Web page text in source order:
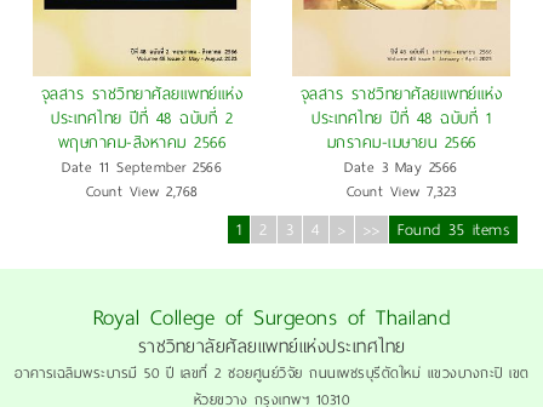
จุลสาร ราชวิทยาศัลยแพทย์แห่ง
ประเทศไทย ปีที่ 48 ฉบับที่ 2
พฤษภาคม-สิงหาคม 2566
Date 11 September 2566
Count View 2,768
จุลสาร ราชวิทยาศัลยแพทย์แห่ง
ประเทศไทย ปีที่ 48 ฉบับที่ 1
มกราคม-เมษายน 2566
Date 3 May 2566
Count View 7,323
1 2 3 4 > >> Found 35 items
Royal College of Surgeons of Thailand
ราชวิทยาลัยศัลยแพทย์แห่งประเทศไทย
อาคารเฉลิมพระบารมี 50 ปี เลขที่ 2 ซอยศูนย์วิจัย ถนนเพชรบุรีตัดใหม่ แขวงบางกะปิ เขต
ห้วยขวาง กรุงเทพฯ 10310